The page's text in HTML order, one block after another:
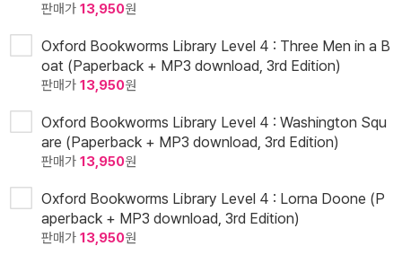
판매가 13,950원
Oxford Bookworms Library Level 4 : Three Men in a B
oat (Paperback + MP3 download, 3rd Edition)
판매가 13,950원
Oxford Bookworms Library Level 4 : Washington Squ
are (Paperback + MP3 download, 3rd Edition)
판매가 13,950원
Oxford Bookworms Library Level 4 : Lorna Doone (P
aperback + MP3 download, 3rd Edition)
판매가 13,950원